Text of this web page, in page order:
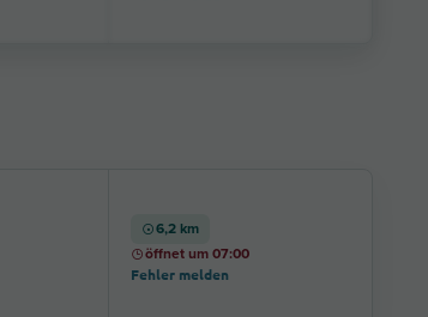
6,2 km
öffnet um 07:00
Fehler melden